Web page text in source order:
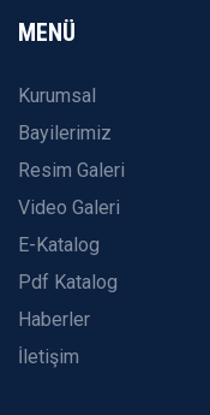
MENÜ
Kurumsal
Bayilerimiz
Resim Galeri
Video Galeri
E-Katalog
Pdf Katalog
Haberler
İletişim